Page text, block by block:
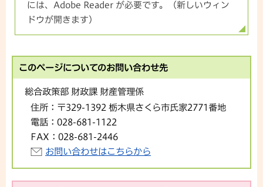
には、Adobe Reader が必要です。（新しいウィン
ドウが開きます）
このページについてのお問い合わせ先
総合政策部 財政課 財産管理係
住所： 〒329-1392 栃木県さくら市氏家2771番地
電話： 028-681-1122
FAX： 028-681-2446
お問い合わせはこちらから